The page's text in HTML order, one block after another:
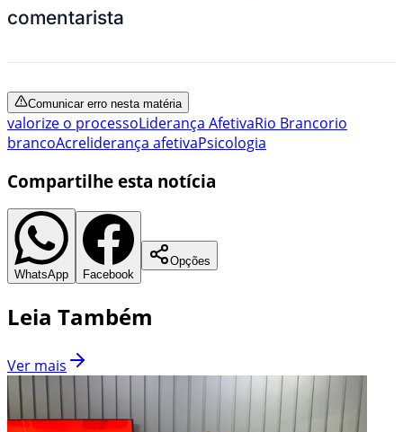
comentarista
Comunicar erro nesta matéria
valorize o processoLiderança AfetivaRio Brancorio
brancoAcreliderança afetivaPsicologia
Compartilhe esta notícia
WhatsApp Facebook
Opções
Leia Também
Ver mais